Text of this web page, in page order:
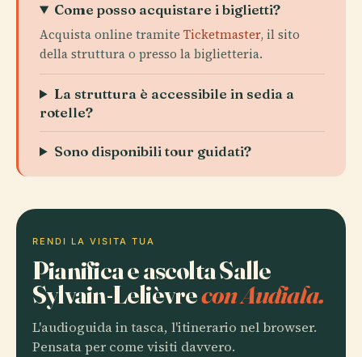
Come posso acquistare i biglietti?
Acquista online tramite Ticketmaster, il sito
della struttura o presso la biglietteria.
La struttura è accessibile in sedia a
rotelle?
Sono disponibili tour guidati?
RENDI LA VISITA TUA
Pianifica e ascolta Salle
Sylvain-Lelièvrecon Audiala.
L'audioguida in tasca, l'itinerario nel browser.
Pensata per come visiti davvero.